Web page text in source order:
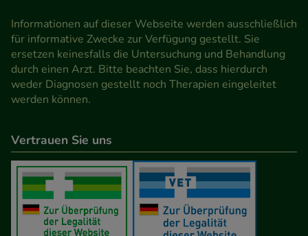
Informationen auf dieser Webseite werden ausschließlich
für informative Zwecke zur Verfügung gestellt. Sie
ersetzen keinesfalls die Untersuchung und Behandlung
durch einen Arzt. Bitte beachten Sie, dass hierdurch
weder Diagnosen gestellt noch Therapien eingeleitet
werden können.
Vertrauen Sie uns